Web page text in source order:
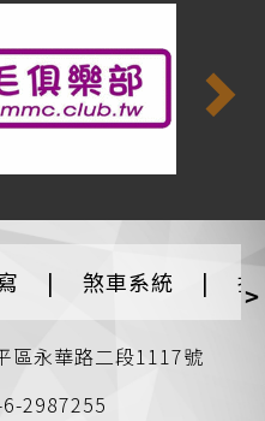
| 煞車系統 | >
區永華路二段1117號
2987255